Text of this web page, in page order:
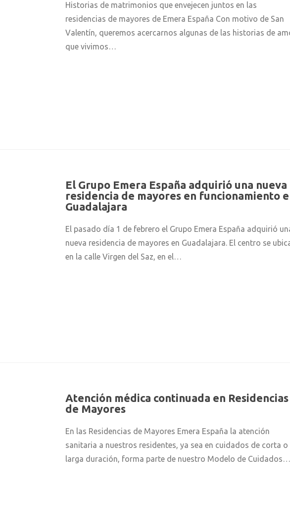
Historias de matrimonios que envejecen juntos en las
residencias de mayores de Emera España Con motivo de San
Valentín, queremos acercarnos algunas de las historias de
que vivimos…
El Grupo Emera España adquirió una nueva
residencia de mayores en funcionamiento
Guadalajara
El pasado día 1 de febrero el Grupo Emera España adquirió
nueva residencia de mayores en Guadalajara. El centro se
en la calle Virgen del Saz, en el…
Atención médica continuada en Residencias
de Mayores
En las Residencias de Mayores Emera España la atención
sanitaria a nuestros residentes, ya sea en cuidados de corta o
larga duración, forma parte de nuestro Modelo de Cuidados…